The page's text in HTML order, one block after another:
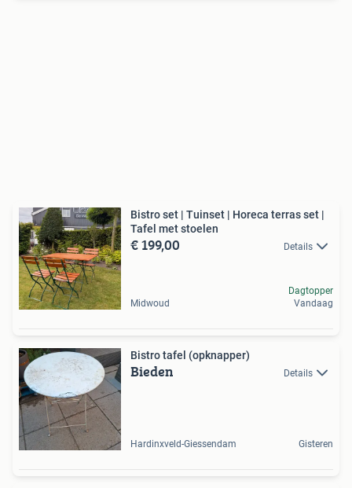
Bistro set | Tuinset | Horeca terras set |
Tafel met stoelen
€ 199,00 Details
Midwoud
Dagtopper
Vandaag
Bistro tafel (opknapper)
Bieden Details
Hardinxveld-Giessendam Gisteren